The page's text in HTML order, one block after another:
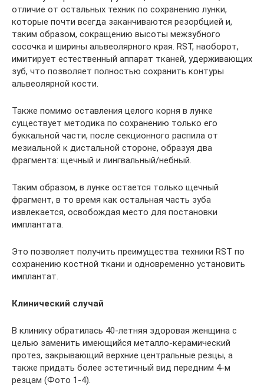
отличие от остальных техник по сохранению лунки,
которые почти всегда заканчиваются резорбцией и,
таким образом, сокращению высоты межзубного
сосочка и ширины альвеолярного края. RST, наоборот,
имитирует естественный аппарат тканей, удерживающих
зуб, что позволяет полностью сохранить контуры
альвеолярной кости.
Также помимо оставления целого корня в лунке
существует методика по сохранению только его
буккальной части, после секционного распила от
мезиальной к дистальной стороне, образуя два
фрагмента: щечный и лингвальный/небный.
Таким образом, в лунке остается только щечный
фрагмент, в то время как остальная часть зуба
извлекается, освобождая место для постановки
имплантата.
Это позволяет получить преимущества техники RST по
сохранению костной ткани и одновременно установить
имплантат.
Клинический случай
В клинику обратилась 40-летняя здоровая женщина с
целью заменить имеющийся металло-керамический
протез, закрывающий верхние центральные резцы, а
также придать более эстетичный вид передним 4-м
резцам (Фото 1-4).